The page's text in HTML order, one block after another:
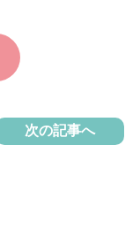
次の記事へ